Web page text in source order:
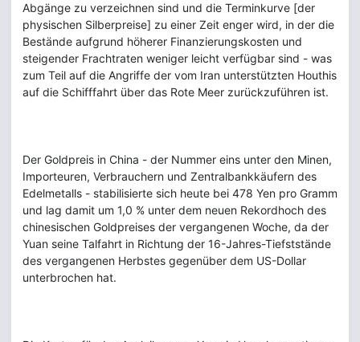
Abgänge zu verzeichnen sind und die Terminkurve [der
physischen Silberpreise] zu einer Zeit enger wird, in der die
Bestände aufgrund höherer Finanzierungskosten und
steigender Frachtraten weniger leicht verfügbar sind - was
zum Teil auf die Angriffe der vom Iran unterstützten Houthis
auf die Schifffahrt über das Rote Meer zurückzuführen ist.
Der Goldpreis in China - der Nummer eins unter den Minen,
Importeuren, Verbrauchern und Zentralbankkäufern des
Edelmetalls - stabilisierte sich heute bei 478 Yen pro Gramm
und lag damit um 1,0 % unter dem neuen Rekordhoch des
chinesischen Goldpreises der vergangenen Woche, da der
Yuan seine Talfahrt in Richtung der 16-Jahres-Tiefststände
des vergangenen Herbstes gegenüber dem US-Dollar
unterbrochen hat.